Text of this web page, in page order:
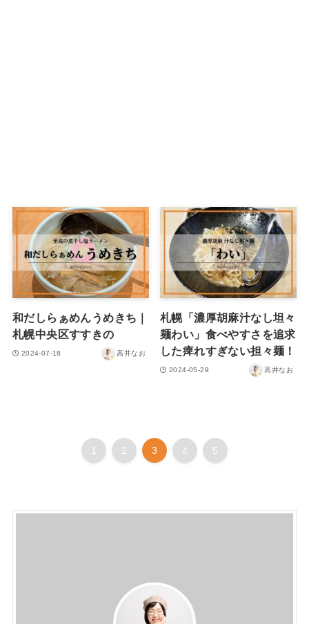
和だしらぁめんうめきち｜
札幌中央区すすきの
2024-07-18 高井なお
札幌「濃厚胡麻汁なし坦々
麺わい」食べやすさを追求
した痺れすぎない担々麺！
2024-05-29 高井なお
1 2 3 4 5